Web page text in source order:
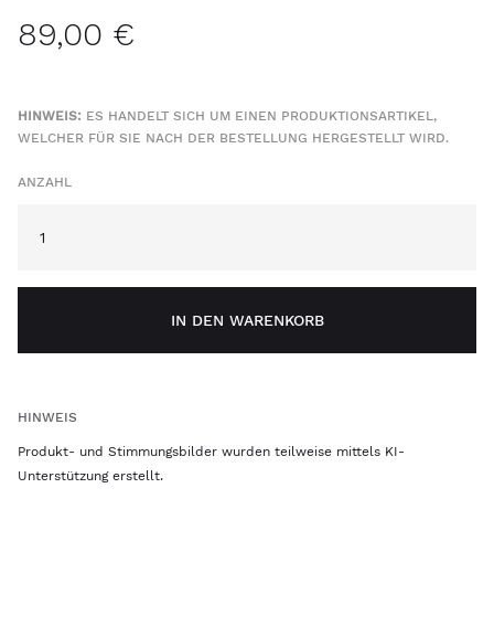
89,00 €
HINWEIS: ES HANDELT SICH UM EINEN PRODUKTIONSARTIKEL,
WELCHER FÜR SIE NACH DER BESTELLUNG HERGESTELLT WIRD.
ANZAHL
IN DEN WARENKORB
HINWEIS
Produkt- und Stimmungsbilder wurden teilweise mittels KI-
Unterstützung erstellt.